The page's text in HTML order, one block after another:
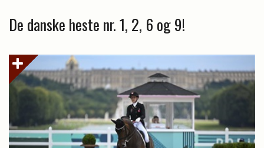
De danske heste nr. 1, 2, 6 og 9!